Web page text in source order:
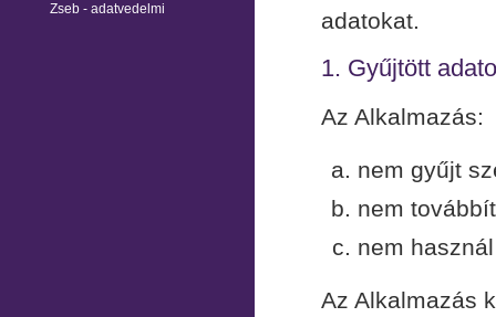
Zseb - adatvedelmi
adatokat.
1. Gyűjtött
Az Alkalmazás:
nem gyűjt
nem
nem
Az Alkalmazás